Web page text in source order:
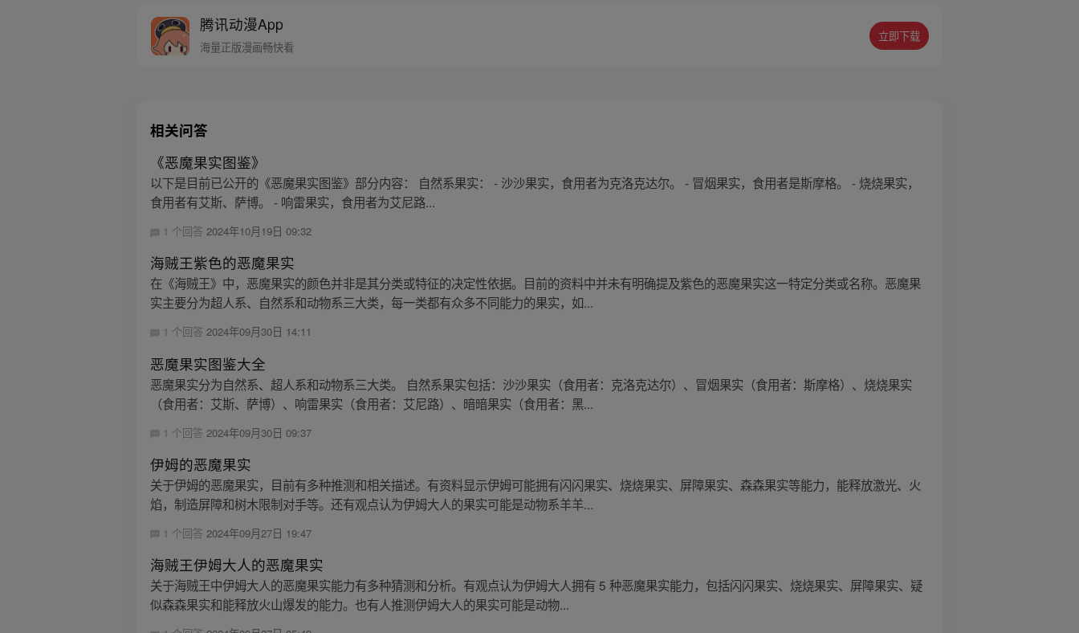
腾讯动漫App
海量正版漫画畅快看
立即下载
相关问答
《恶魔果实图鉴》
以下是目前已公开的《恶魔果实图鉴》部分内容： 自然系果实： - 沙沙果实，食用者为克洛克达尔。 - 冒烟果实，食用者是斯摩格。 - 烧烧果实，
食用者有艾斯、萨博。 - 响雷果实，食用者为艾尼路...
1 个回答2024年10月19日 09:32
海贼王紫色的恶魔果实
在《海贼王》中，恶魔果实的颜色并非是其分类或特征的决定性依据。目前的资料中并未有明确提及紫色的恶魔果实这一特定分类或名称。恶魔果
实主要分为超人系、自然系和动物系三大类，每一类都有众多不同能力的果实，如...
1 个回答2024年09月30日 14:11
恶魔果实图鉴大全
恶魔果实分为自然系、超人系和动物系三大类。 自然系果实包括：沙沙果实（食用者：克洛克达尔）、冒烟果实（食用者：斯摩格）、烧烧果实
（食用者：艾斯、萨博）、响雷果实（食用者：艾尼路）、暗暗果实（食用者：黑...
1 个回答 2024年09月30日 09:37
伊姆的恶魔果实
关于伊姆的恶魔果实，目前有多种推测和相关描述。有资料显示伊姆可能拥有闪闪果实、烧烧果实、屏障果实、森森果实等能力，能释放激光、火
焰，制造屏障和树木限制对手等。还有观点认为伊姆大人的果实可能是动物系羊羊...
1 个回答 2024年09月27日 19:47
海贼王伊姆大人的恶魔果实
关于海贼王中伊姆大人的恶魔果实能力有多种猜测和分析。有观点认为伊姆大人拥有 5 种恶魔果实能力，包括闪闪果实、烧烧果实、屏障果实、疑
似森森果实和能释放火山爆发的能力。也有人推测伊姆大人的果实可能是动物...